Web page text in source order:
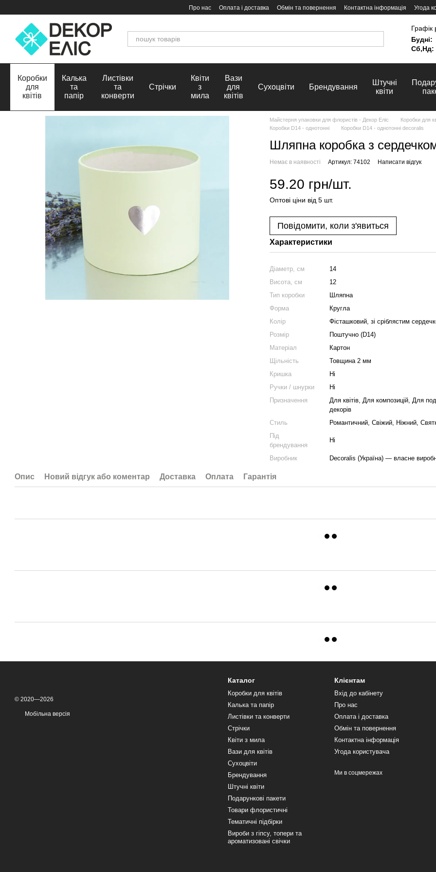
Про нас Оплата і доставка Обмін та повернення Контактна інформація Угода
Графік
Будні:
Сб,Нд:
Коробки
для
квітів
Калька
та
папір
Листівки
та
конверти
Стрічки
Квіти
з
мила
Вази
для
квітів
Сухоцвіти Брендування
Штучні
квіти
Майстерня упаковки для флористів - Декор Еліс Коробки для
Коробки D14 - однотонні
Коробки D14 - однотонні decoralis
Шляпна коробка з
Немає в наявності Артикул: 74102 Написати відгук
59.20 грн/шт.
Оптові ціни від 5 шт.
Повідомити, коли з'явиться
Характеристики
Діаметр, см
14
Висота, см
12
Тип коробки
Шляпна
Форма
Кругла
Колір
Фісташковий, зі сріблястим
Розмір
Поштучно (D14)
Матеріал
Картон
Щільність
Товщина 2 мм
Кришка
Ні
Ручки / шнурки
Ні
Призначення
Для квітів, Для композицій, Для
декорів
Стиль
Романтичний, Свіжий, Ніжний,
Під
брендування
Ні
Виробник Decoralis (Україна) — власне
Опис Новий відгук або коментар Доставка Оплата Гарантія
© 2020—2026
Мобільна версія
Каталог
Коробки для квітів
Калька та папір
Листівки та конверти
Стрічки
Квіти з мила
Вази для квітів
Сухоцвіти
Брендування
Штучні квіти
Подарункові пакети
Товари флористичні
Тематичні підбірки
Вироби з гіпсу, топери та
ароматизовані свічки
Клієнтам
Вхід до кабінету
Про нас
Оплата і доставка
Обмін та повернення
Контактна інформація
Угода користувача
Ми в соцмережах